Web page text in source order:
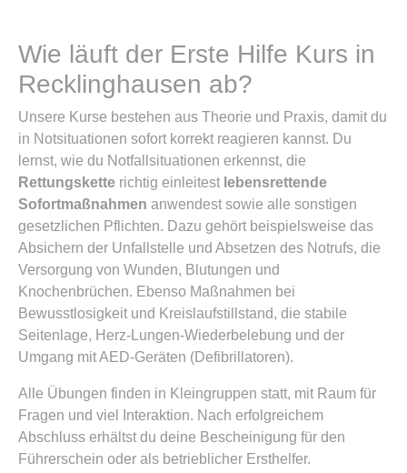
Wie läuft der Erste Hilfe Kurs in
Recklinghausen ab?
Unsere Kurse bestehen aus Theorie und Praxis, damit du
in Notsituationen sofort korrekt reagieren kannst. Du
lernst, wie du Notfallsituationen erkennst, die
Rettungskette richtig einleitest lebensrettende
Sofortmaßnahmen anwendest sowie alle sonstigen
gesetzlichen Pflichten. Dazu gehört beispielsweise das
Absichern der Unfallstelle und Absetzen des Notrufs, die
Versorgung von Wunden, Blutungen und
Knochenbrüchen. Ebenso Maßnahmen bei
Bewusstlosigkeit und Kreislaufstillstand, die stabile
Seitenlage, Herz-Lungen-Wiederbelebung und der
Umgang mit AED-Geräten (Defibrillatoren).
Alle Übungen finden in Kleingruppen statt, mit Raum für
Fragen und viel Interaktion. Nach erfolgreichem
Abschluss erhältst du deine Bescheinigung für den
Führerschein oder als betrieblicher Ersthelfer.